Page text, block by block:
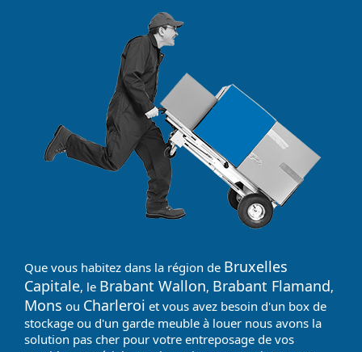
Que vous habitez dans la région de Bruxelles
Capitale, le Brabant Wallon, Brabant Flamand,
Mons ou Charleroi et vous avez besoin d'un box de
stockage ou d'un garde meuble à louer nous avons la
solution pas cher pour votre entreposage de vos